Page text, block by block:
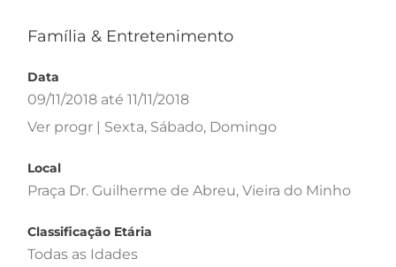
Família & Entretenimento
Data
09/11/2018 até 11/11/2018
Ver progr | Sexta, Sábado, Domingo
Local
Praça Dr. Guilherme de Abreu, Vieira do Minho
Classificação Etária
Todas as Idades